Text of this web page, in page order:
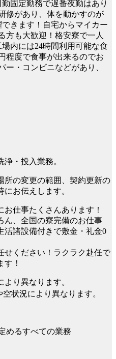
固定勤務で遅番夜勤はあり
修があり、体を動かすのが
きます！自宅からマイカー
方も大歓迎！格安寮で一人
内には24時間利用可能な食
程度で食事が出来るのでお
ー・コンビニなどがあり、
・投入業務。
の変更の範囲、契約更新の
お伝えします。
仕事たくさんあります！
ん、全国の寮完備のお仕事
活諸設備付きで敷金・礼金0
せください！ラクラク赴任で
す！
り異なります。
状況により異なります。
めるすべての業務